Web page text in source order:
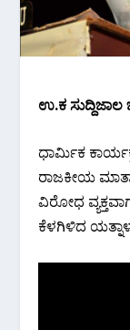
ಉ.ಕ
ಧಾರ್ಮಿಕ
ರಾಜಕೀಯ
ವಿರೋಧ
ಕೆಳಗಿಳಿದ